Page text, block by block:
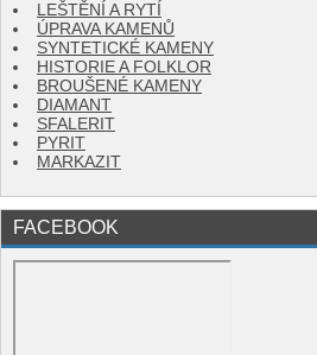
LEŠTĚNÍ A RYTÍ
ÚPRAVA KAMENŮ
SYNTETICKÉ KAMENY
HISTORIE A FOLKLOR
BROUŠENÉ KAMENY
DIAMANT
SFALERIT
PYRIT
MARKAZIT
FACEBOOK